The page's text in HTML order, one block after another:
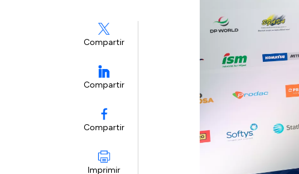
Compartir
Compartir
Compartir
Imprimir